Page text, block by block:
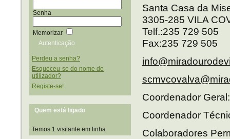
Senha
Memorizar
Perdeu a senha?
Esqueceu-se do nome de
utilizador?
Registe-se!
Quem está ligado
Temos 1 visitante em linha
Santa Casa da
3305-285 VILA
Telf.:235 729 505
Fax:235 729 505
Coordenador
Coordenador
Colaboradores